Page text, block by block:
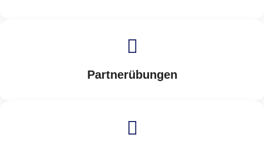
Partnerübungen